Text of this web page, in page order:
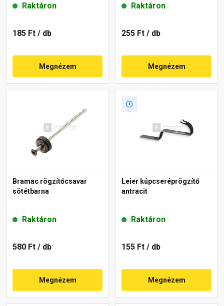
Raktáron
185 Ft / db
Megnézem
Raktáron
255 Ft / db
Megnézem
Bramac rögzítőcsavar
sötétbarna
Raktáron
580 Ft / db
Megnézem
Leier kúpcseréprögzítő
antracit
Raktáron
155 Ft / db
Megnézem